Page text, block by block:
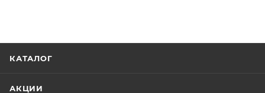
КАТАЛОГ
АКЦИИ